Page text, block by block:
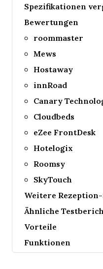
Spezifikationen
Bewertungen
roommaster
Mews
Hostaway
innRoad
Canary
Cloudbeds
eZee FrontDesk
Hotelogix
Roomsy
SkyTouch
Weitere
Ähnliche
Vorteile
Funktionen